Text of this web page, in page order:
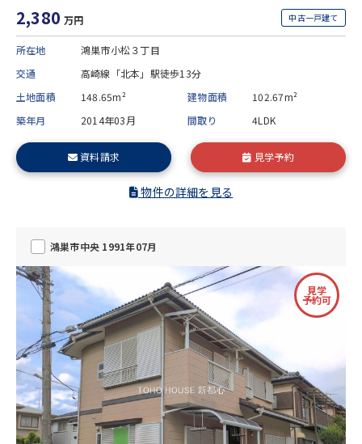
2,380 万円 中古一戸建て
所在地
鴻巣市小松３丁目
交通
高崎線「北本」駅徒歩13分
土地面積
148.65m² 建物面積
102.67m²
築年月
2014年03月 間取り 4LDK
資料請求 見学予約
物件の詳細を見る
鴻巣市中央 1991年07月
見学
予約可